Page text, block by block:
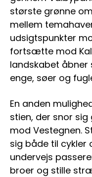
største grønne
mellem
udsigtspunkter
fortsætte mod
landskabet åbner
enge, søer og
En anden
stien, der snor
mod Vestegnen.
sig både til cykler
undervejs
broer og stille